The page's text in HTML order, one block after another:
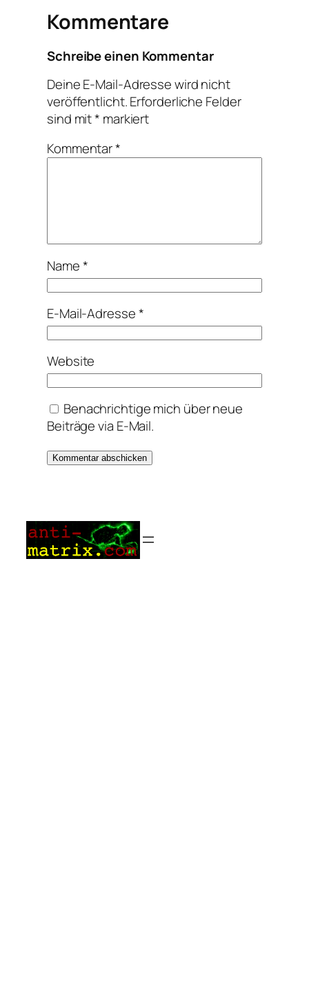
Kommentare
Schreibe einen Kommentar
Deine E-Mail-Adresse wird nicht
veröffentlicht.Erforderliche Felder
sind mit* markiert
Kommentar*
Name*
E-Mail-Adresse*
Website
Benachrichtige mich über neue
Beiträge via E-Mail.